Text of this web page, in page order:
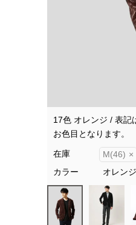
17色 オレンジ / 表記
お色目となります。
在庫 M(46) ×
カラー
オレン